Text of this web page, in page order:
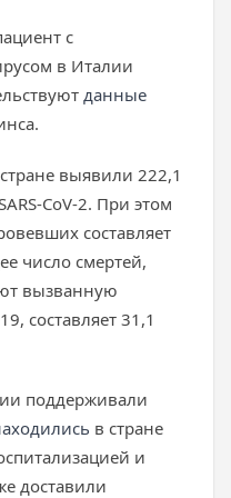
с
в Италии
данные
выявили 222,1
CoV-2. При этом
составляет
число смертей,
вызванную
составляет 31,1
поддерживали
в стране
и
доставили